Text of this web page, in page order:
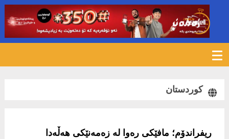
کوردستان
ریفراندۆم؛ مافێکى رەوا لە زەمەنێکى هەڵەدا